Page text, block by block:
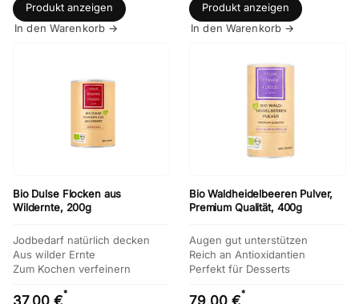
Produkt anzeigen
In den Warenkorb →
Produkt anzeigen
In den Warenkorb →
Bio Dulse Flocken aus
Wildernte, 200g
Jodbedarf natürlich decken
Aus wilder Ernte
Zum Kochen verfeinern
*
Bio Waldheidelbeeren Pulver,
Premium Qualität, 400g
Augen gut unterstützen
Reich an Antioxidantien
Perfekt für Desserts
*